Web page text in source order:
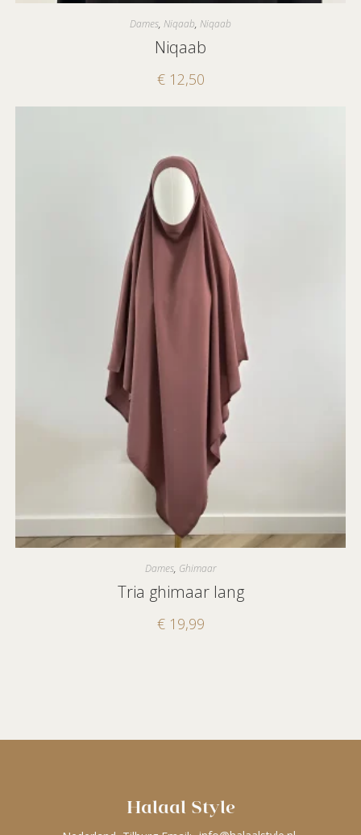
Dames, Niqaab, Niqaab
Niqaab
€12,50
Dames, Ghimaar
Tria ghimaar lang
€19,99
Halaal Style